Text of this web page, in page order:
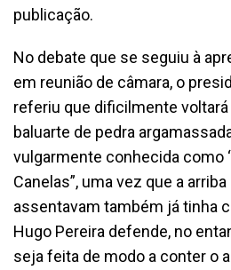
publicação.
No debate que se seguiu à
em reunião de câmara, o
referiu que dificilmente
baluarte de pedra
vulgarmente conhecida como
Canelas”, uma vez que a
assentavam também já tinha
Hugo Pereira defende, no
seja feita de modo a conter o